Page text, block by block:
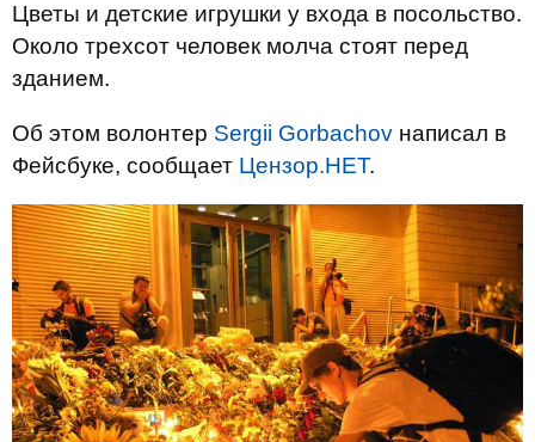
Цветы и детские игрушки у входа в посольство.
Около трехсот человек молча стоят перед
зданием.
Об этом волонтер Sergii Gorbachov написал в
Фейсбуке, сообщает Цензор.НЕТ.